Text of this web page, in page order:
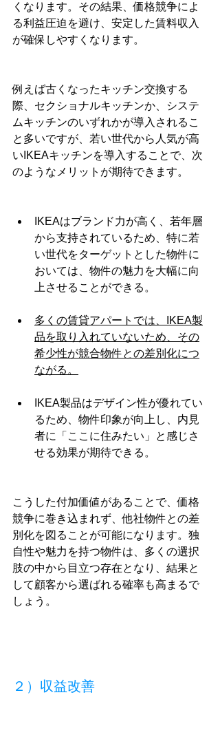
くなります。その結果、価格競争によ
る利益圧迫を避け、安定した賃料収入
が確保しやすくなります。
例えば古くなったキッチン交換する
際、セクショナルキッチンか、システ
ムキッチンのいずれかが導入されるこ
と多いですが、若い世代から人気が高
いIKEAキッチンを導入することで、次
のようなメリットが期待できます。
IKEAはブランド力が高く、若年層
から支持されているため、特に若
い世代をターゲットとした物件に
おいては、物件の魅力を大幅に向
上させることができる。
多くの賃貸アパートでは、IKEA製
品を取り入れていないため、その
希少性が競合物件との差別化につ
ながる。
IKEA製品はデザイン性が優れてい
るため、物件印象が向上し、内見
者に「ここに住みたい」と感じさ
せる効果が期待できる。
こうした付加価値があることで、価格
競争に巻き込まれず、他社物件との差
別化を図ることが可能になります。独
自性や魅力を持つ物件は、多くの選択
肢の中から目立つ存在となり、結果と
して顧客から選ばれる確率も高まるで
しょう。
２）収益改善